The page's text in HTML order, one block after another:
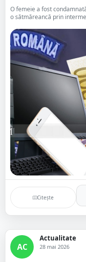
O femeie a fost
o sătmăreancă prin
Citește
AC
Actualitate
28 mai 2026